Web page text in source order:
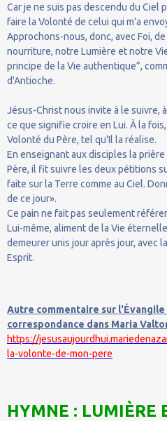
Car je ne suis pas descendu du Ciel
faire la Volonté de celui qui m'a
Approchons-nous, donc, avec Foi,
nourriture, notre Lumière et notre
principe de la Vie authentique”,
d'Antioche.
Jésus-Christ nous invite à le suivre,
ce que signifie croire en Lui. À la
Volonté du Père, tel qu'Il la réalise.
En enseignant aux disciples la
Père, il fit suivre les deux pétitions
faite sur la Terre comme au Ciel.
de ce jour».
Ce pain ne fait pas seulement
Lui-même, aliment de la Vie
demeurer unis jour après jour, avec
Esprit.
Autre commentaire sur l'Évangile
correspondance dans Maria
https://
la-volonte-de-mon-pere
HYMNE : LUMIÈRE